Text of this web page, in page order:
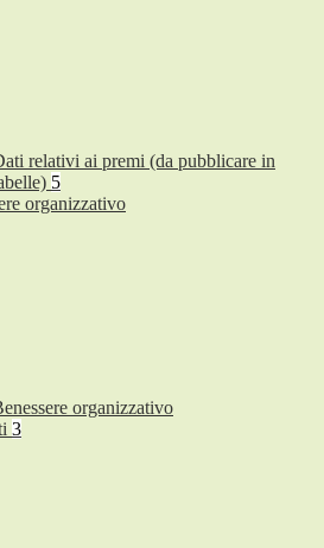
relativi ai premi (da pubblicare in
5
organizzativo
organizzativo
3